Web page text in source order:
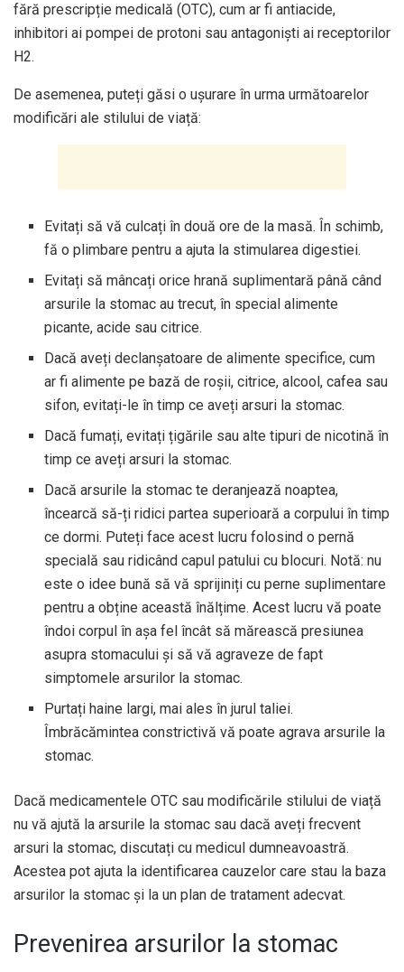
fără prescripție medicală (OTC), cum ar fi antiacide,
inhibitori ai pompei de protoni sau antagoniști ai receptorilor
H2.
De asemenea, puteți găsi o ușurare în urma următoarelor
modificări ale stilului de viață:
Evitați să vă culcați în două ore de la masă. În schimb,
fă o plimbare pentru a ajuta la stimularea digestiei.
Evitați să mâncați orice hrană suplimentară până când
arsurile la stomac au trecut, în special alimente
picante, acide sau citrice.
Dacă aveți declanșatoare de alimente specifice, cum
ar fi alimente pe bază de roșii, citrice, alcool, cafea sau
sifon, evitați-le în timp ce aveți arsuri la stomac.
Dacă fumați, evitați țigările sau alte tipuri de nicotină în
timp ce aveți arsuri la stomac.
Dacă arsurile la stomac te deranjează noaptea,
încearcă să-ți ridici partea superioară a corpului în timp
ce dormi. Puteți face acest lucru folosind o pernă
specială sau ridicând capul patului cu blocuri. Notă: nu
este o idee bună să vă sprijiniți cu perne suplimentare
pentru a obține această înălțime. Acest lucru vă poate
îndoi corpul în așa fel încât să mărească presiunea
asupra stomacului și să vă agraveze de fapt
simptomele arsurilor la stomac.
Purtați haine largi, mai ales în jurul taliei.
Îmbrăcămintea constrictivă vă poate agrava arsurile la
stomac.
Dacă medicamentele OTC sau modificările stilului de viață
nu vă ajută la arsurile la stomac sau dacă aveți frecvent
arsuri la stomac, discutați cu medicul dumneavoastră.
Acestea pot ajuta la identificarea cauzelor care stau la baza
arsurilor la stomac și la un plan de tratament adecvat.
Prevenirea arsurilor la stomac